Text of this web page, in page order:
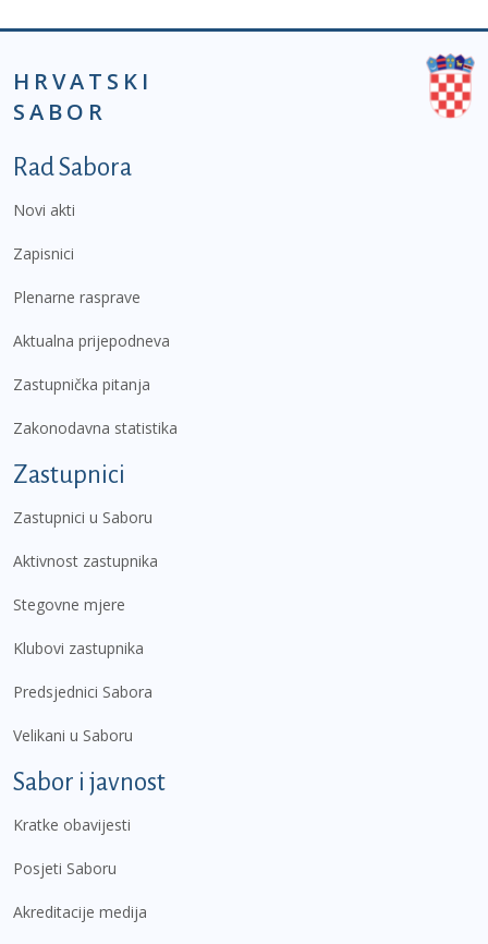
HRVATSKI
SABOR
Podnožje prvi izbornik
Rad Sabora
Novi akti
Zapisnici
Plenarne rasprave
Aktualna prijepodneva
Zastupnička pitanja
Zakonodavna statistika
Zastupnici
Zastupnici u Saboru
Aktivnost zastupnika
Stegovne mjere
Klubovi zastupnika
Predsjednici Sabora
Velikani u Saboru
Sabor i javnost
Kratke obavijesti
Posjeti Saboru
Akreditacije medija